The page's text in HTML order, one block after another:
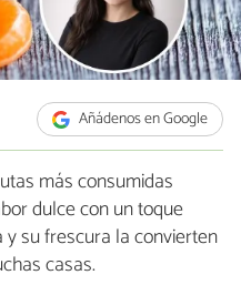
Añádenos en Google
más consumidas
dulce con un toque
su frescura la convierten
casas.